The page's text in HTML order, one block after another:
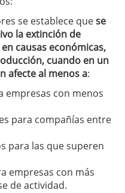
se establece quese
la extinción de
causas económicas,
cuando en un
afecte al menos a:
empresas con menos
para compañías entre
para las que superen
empresas con más
de actividad.